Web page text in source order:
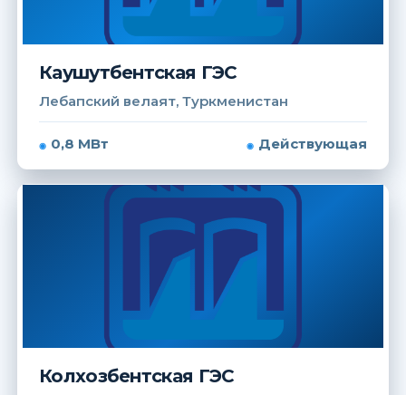
Каушутбентская ГЭС
Лебапский велаят, Туркменистан
0,8 МВт Действующая
Колхозбентская ГЭС